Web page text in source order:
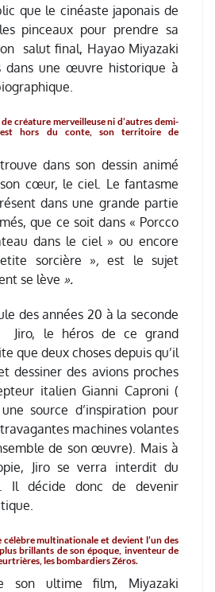
que le cinéaste japonais de
pinceaux pour prendre sa
salut final, Hayao Miyazaki
dans une œuvre historique à
créature merveilleuse ni d’autres demi-
hors du conte, son territoire de
dans son dessin animé
cœur, le ciel. Le fantasme
dans une grande partie
que ce soit dans « Porcco
dans le ciel » ou encore
sorcière »,est le sujet
se lève ».
des années 20 à la seconde
Jiro, le héros de ce grand
que deux choses depuis qu’il
dessiner des avions proches
italien Gianni Caproni (
source d’inspiration pour
machines volantes
de son œuvre). Mais à
Jiro se verra interdit du
Il décide donc de devenir
multinationale et devient l’un des
brillants de son époque, inventeur de
les bombardiers Zéros.
ultime film, Miyazaki